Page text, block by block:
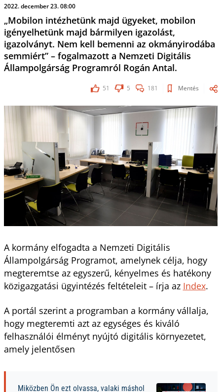
2022. december 23. 08:00
„Mobilon intézhetünk majd ügyeket, mobilon
igényelhetünk majd bármilyen igazolást,
igazolványt. Nem kell bemenni az okmányirodába
semmiért” – fogalmazott a Nemzeti Digitális
Állampolgárság Programról Rogán Antal.
51 5 181 Mentés
A kormány elfogadta a Nemzeti Digitális
Állampolgárság Programot, amelynek célja, hogy
megteremtse az egyszerű, kényelmes és hatékony
közigazgatási ügyintézés feltételeit – írja az Index.
A portál szerint a programban a kormány vállalja,
hogy megteremti azt az egységes és kiváló
felhasználói élményt nyújtó digitális környezetet,
amely jelentősen
Miközben Ön ezt olvassa, valaki máshol